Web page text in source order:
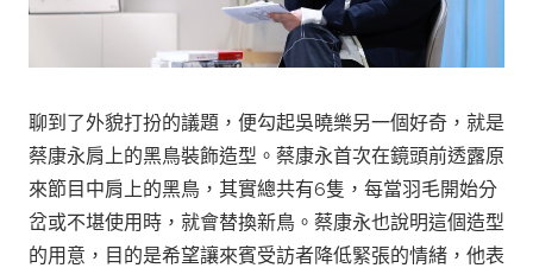
聊到了外貌打扮的議題，便勾起吳曉樂另一個好奇，就是
蔡康永肩上的黑鳥裝飾造型。蔡康永首次在鏡頭前透露原
來節目中肩上的黑鳥，其實總共有6隻，每當羽毛開始分
岔或不堪使用時，就會替換新鳥。蔡康永也說明這個造型
的用意，目的是希望讓來賓受訪者降低緊張的情緒，他表